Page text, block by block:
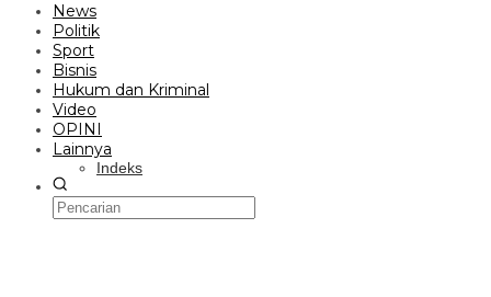
News
Politik
Sport
Bisnis
Hukum dan Kriminal
Video
OPINI
Lainnya
Indeks